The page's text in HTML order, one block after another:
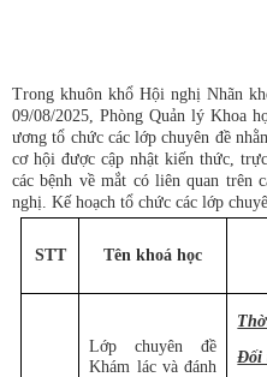
Trong khuôn khổ Hội nghị Nhãn
09/08/2025, Phòng Quản lý Khoa
ương tổ chức các lớp chuyên đề
cơ hội được cập nhật kiến thức,
các bệnh về mắt có liên quan trên
nghị. Kế hoạch tổ chức các lớp
STT Tên khoá học
Lớp chuyên đề
Khám lác và đánh
Đối